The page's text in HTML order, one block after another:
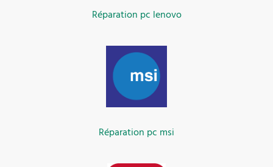
Réparation pc lenovo
Réparation pc msi